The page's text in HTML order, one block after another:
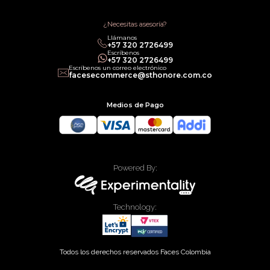
Política legal de Gift Cards¿Necesitas asesoría?
Llámanos
‎+57 320 2726499
Escríbenos
‎+57 320 2726499
Escríbenos un correo electrónico
facesecommerce@sthonore.com.co
Medios de Pago
Powered By:
Technology:
Todos los derechos reservados Faces Colombia